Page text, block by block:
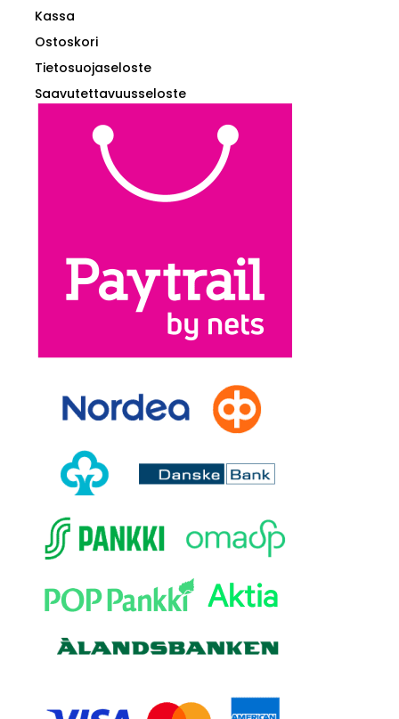
Kassa
Ostoskori
Tietosuojaseloste
Saavutettavuusseloste